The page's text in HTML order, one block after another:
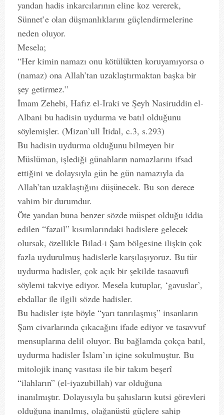
yandan hadis inkarcılarının eline koz vererek,
Sünnet’e olan düşmanlıklarını güçlendirmelerine
neden oluyor.
Mesela;
“Her kimin namazı onu kötülükten koruyamıyorsa o
(namaz) ona Allah’tan uzaklaştırmaktan başka bir
şey getirmez.”
İmam Zehebi, Hafız el-Iraki ve Şeyh Nasiruddin el-
Albani bu hadisin uydurma ve batıl olduğunu
söylemişler. (Mizan’ull İtidal, c.3, s.293)
Bu hadisin uydurma olduğunu bilmeyen bir
Müslüman, işlediği günahların namazlarını ifsad
ettiğini ve dolaysıyla gün be gün namazıyla da
Allah’tan uzaklaştığını düşünecek. Bu son derece
vahim bir durumdur.
Öte yandan buna benzer sözde müspet olduğu iddia
edilen “fazail” kısımlarındaki hadislere gelecek
olursak, özellikle Bilad-i Şam bölgesine ilişkin çok
fazla uydurulmuş hadislerle karşılaşıyoruz. Bu tür
uydurma hadisler, çok açık bir şekilde tasaavufi
söylemi takviye ediyor. Mesela kutuplar, ‘gavuslar’,
ebdallar ile ilgili sözde hadisler.
Bu hadisler işte böyle “yarı tanrılaşmış” insanların
Şam civarlarında çıkacağını ifade ediyor ve tasavvuf
mensuplarına delil oluyor. Bu bağlamda çokça batıl,
uydurma hadisler İslam’ın içine sokulmuştur. Bu
mitolojik inanç vasıtası ile bir takım beşerî
“ilahların” (el-iyazubillah) var olduğuna
inanılmıştır. Dolayısıyla bu şahısların kutsi görevleri
olduğuna inanılmış, olağanüstü güçlere sahip